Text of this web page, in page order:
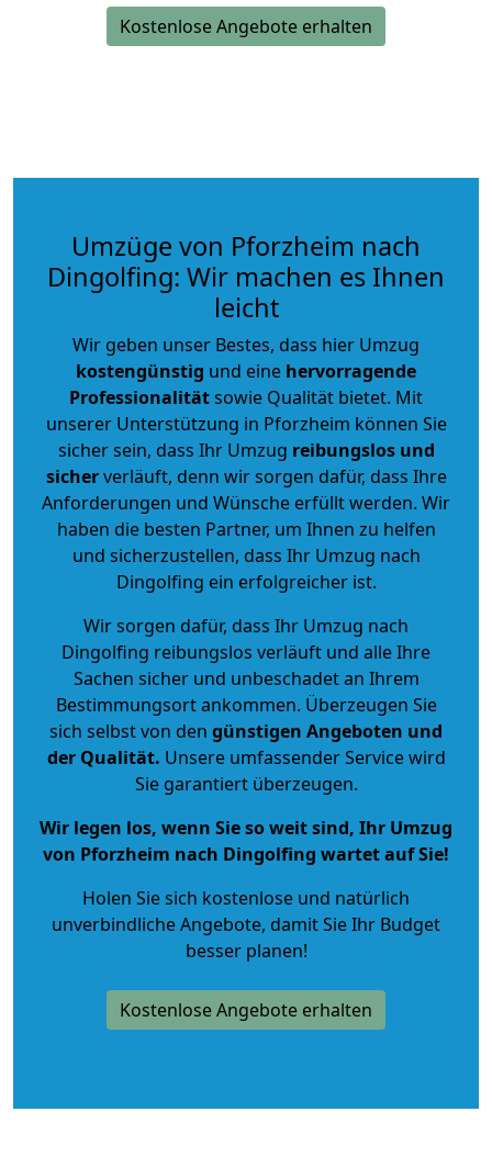
Kostenlose Angebote erhalten
Umzüge von Pforzheim nach
Dingolfing: Wir machen es Ihnen
leicht
Wir geben unser Bestes, dass hier Umzug
kostengünstig und eine hervorragende
Professionalitätsowie Qualität bietet. Mit
unserer Unterstützung in Pforzheim können Sie
sicher sein, dass Ihr Umzug reibungslos und
sicherverläuft, denn wir sorgen dafür, dass Ihre
Anforderungen und Wünsche erfüllt werden. Wir
haben die besten Partner, um Ihnen zu helfen
und sicherzustellen, dass Ihr Umzug nach
Dingolfing ein erfolgreicher ist.
Wir sorgen dafür, dass Ihr Umzug nach
Dingolfing reibungslos verläuft und alle Ihre
Sachen sicher und unbeschadet an Ihrem
Bestimmungsort ankommen. Überzeugen Sie
sich selbst von den günstigen Angeboten und
der Qualität. Unsere umfassender Service wird
Sie garantiert überzeugen.
Wir legen los, wenn Sie so weit sind, Ihr Umzug
von Pforzheim nach Dingolfing wartet auf Sie!
Holen Sie sich kostenlose und natürlich
unverbindliche Angebote, damit Sie Ihr Budget
besser planen!
Kostenlose Angebote erhalten